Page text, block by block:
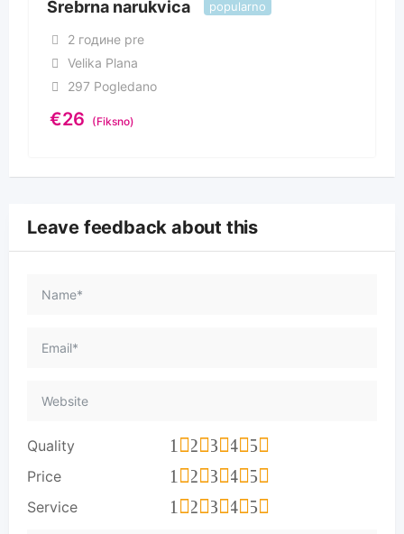
Srebrna narukvica popularno
2 године pre
Velika Plana
297 Pogledano
€26 (Fiksno)
Leave feedback about this
Quality 5
4
3
2
1
Price 5
4
3
2
1
Service 5
4
3
2
1